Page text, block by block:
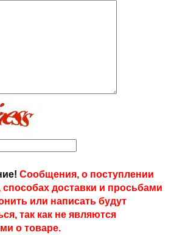
Сообщения, о поступлении
способах доставки и просьбами
или написать будут
так как не являются
о товаре.